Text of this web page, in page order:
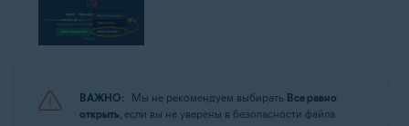
ВАЖНО: Мы не рекомендуем выбирать Все равно
открыть , если вы не уверены в безопасности файла.